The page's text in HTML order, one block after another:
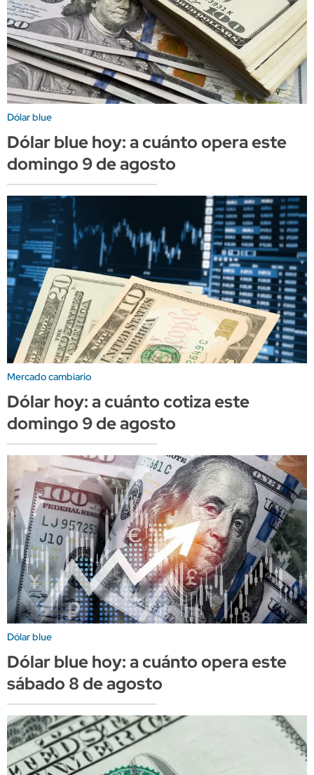
Dólar blue
Dólar blue hoy: a cuánto opera este
domingo 9 de agosto
Mercado cambiario
Dólar hoy: a cuánto cotiza este
domingo 9 de agosto
Dólar blue
Dólar blue hoy: a cuánto opera este
sábado 8 de agosto